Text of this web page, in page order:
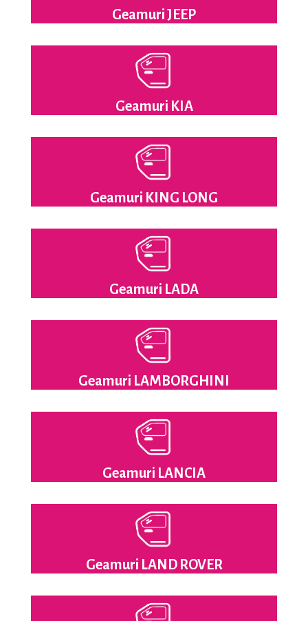
Geamuri JEEP
Geamuri KIA
Geamuri KING LONG
Geamuri LADA
Geamuri LAMBORGHINI
Geamuri LANCIA
Geamuri LAND ROVER